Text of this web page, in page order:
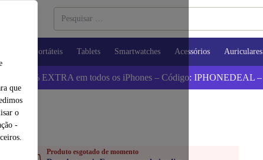
que
o
-
Portáteis Tablets Smartwatches Acessórios Auriculares
5% EXTRA em todos os iPhones – Código: IPHONEDEAL –
Produto esgotado de momento